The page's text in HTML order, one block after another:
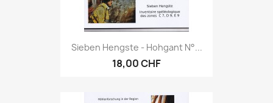
Sieben Hengste - Hohgant N°...
18,00 CHF